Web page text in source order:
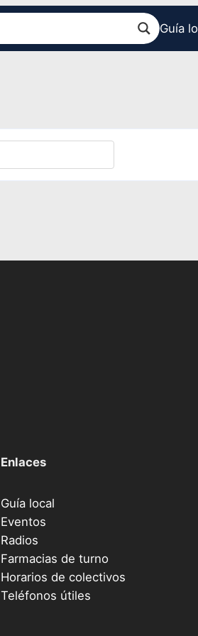
Guía
Enlaces
Guía local
Eventos
Radios
Farmacias de turno
Horarios de colectivos
Teléfonos útiles